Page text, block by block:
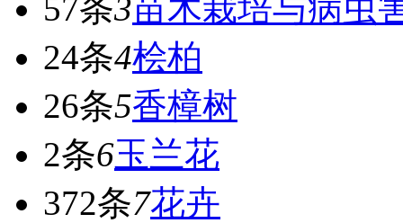
57条3苗木栽培与病虫
24条4桧柏
26条5香樟树
2条6玉兰花
372条7花卉